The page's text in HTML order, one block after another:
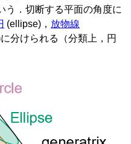
う．切断する平面の角度に
(ellipse) ， 放物線
に分けられる（分類上，円